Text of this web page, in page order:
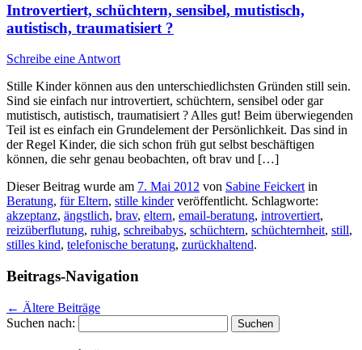
Introvertiert, schüchtern, sensibel, mutistisch,
autistisch, traumatisiert ?
Schreibe eine Antwort
Stille Kinder können aus den unterschiedlichsten Gründen still sein.
Sind sie einfach nur introvertiert, schüchtern, sensibel oder gar
mutistisch, autistisch, traumatisiert ? Alles gut! Beim überwiegenden
Teil ist es einfach ein Grundelement der Persönlichkeit. Das sind in
der Regel Kinder, die sich schon früh gut selbst beschäftigen
können, die sehr genau beobachten, oft brav und […]
Dieser Beitrag wurde am 7. Mai 2012 von Sabine Feickert in
Beratung, für Eltern, stille kinderveröffentlicht. Schlagworte:
akzeptanz, ängstlich, brav, eltern, email-beratung, introvertiert,
reizüberflutung, ruhig, schreibabys, schüchtern, schüchternheit, still,
stilles kind, telefonische beratung, zurückhaltend.
Beitrags-Navigation
← Ältere Beiträge
Suchen nach: